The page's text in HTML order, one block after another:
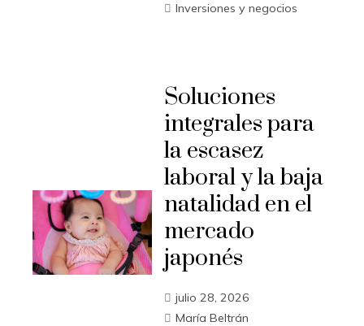
Inversiones y negocios
Soluciones
integrales para
la escasez
laboral y la baja
natalidad en el
mercado
japonés
julio 28, 2026
María Beltrán